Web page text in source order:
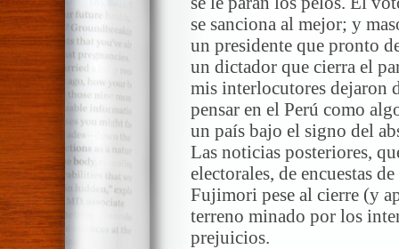
se sanciona al mejor; y
un presidente que pronto
un dictador que cierra el
mis interlocutores dejaron
pensar en el Perú como
un país bajo el signo del
Las noticias posteriores,
electorales, de encuestas
Fujimori pese al cierre (y
terreno minado por los
prejuicios.